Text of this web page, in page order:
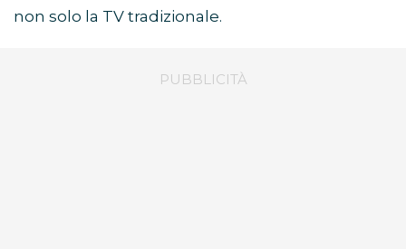
non solo la TV tradizionale.